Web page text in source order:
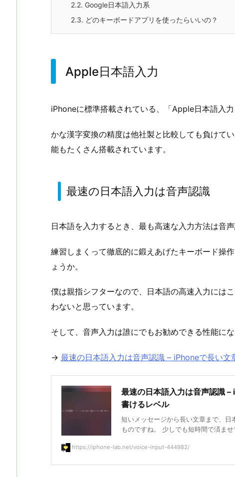
2.2. Google日本語入力系
2.3. どのキーボードアプリを使ったらいいの？
Apple日本語入力
iPhoneに標準搭載されている、「Apple日本語入力
かな漢字変換の精度は他社製と比較しても負けて
能もたくさん搭載されています。
最速の日本語入力は音声認識
日本語を入力するとき、最も高速な入力方法は音声
練習しまくって徹底的に鍛えあげたキーボード操
ょうか。
僕は親指シフターなので、日本語の高速入力には
わないと思っています。
そして、音声入力は誰にでもお勧めできる性能にな
→ 最速の日本語入力は音声認識 – iPhoneで長い文
最速の日本語入力は音声認識
書けるレベル
短いメッセージから長い文章まで、日
ものですね。 少しでも短時間で済ませ
https://iphone-lab.net/voice-input-444982/